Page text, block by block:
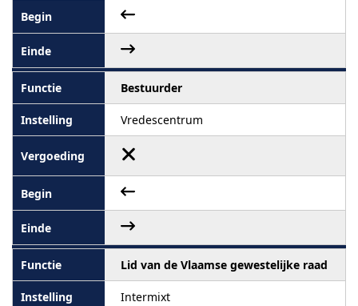
Bestuurder
Vredescentrum
Lid van de Vlaamse gewestelijke raad
Intermixt